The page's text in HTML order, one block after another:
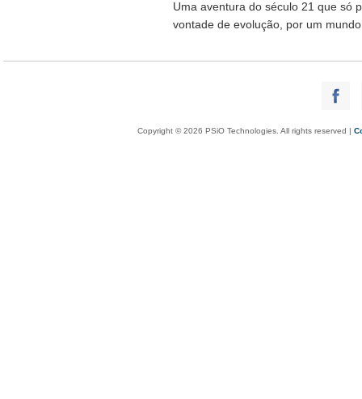
Uma aventura do século 21 que só
vontade de evolução, por um
Copyright © 2026 PSiO Technologies. All rights reserved |